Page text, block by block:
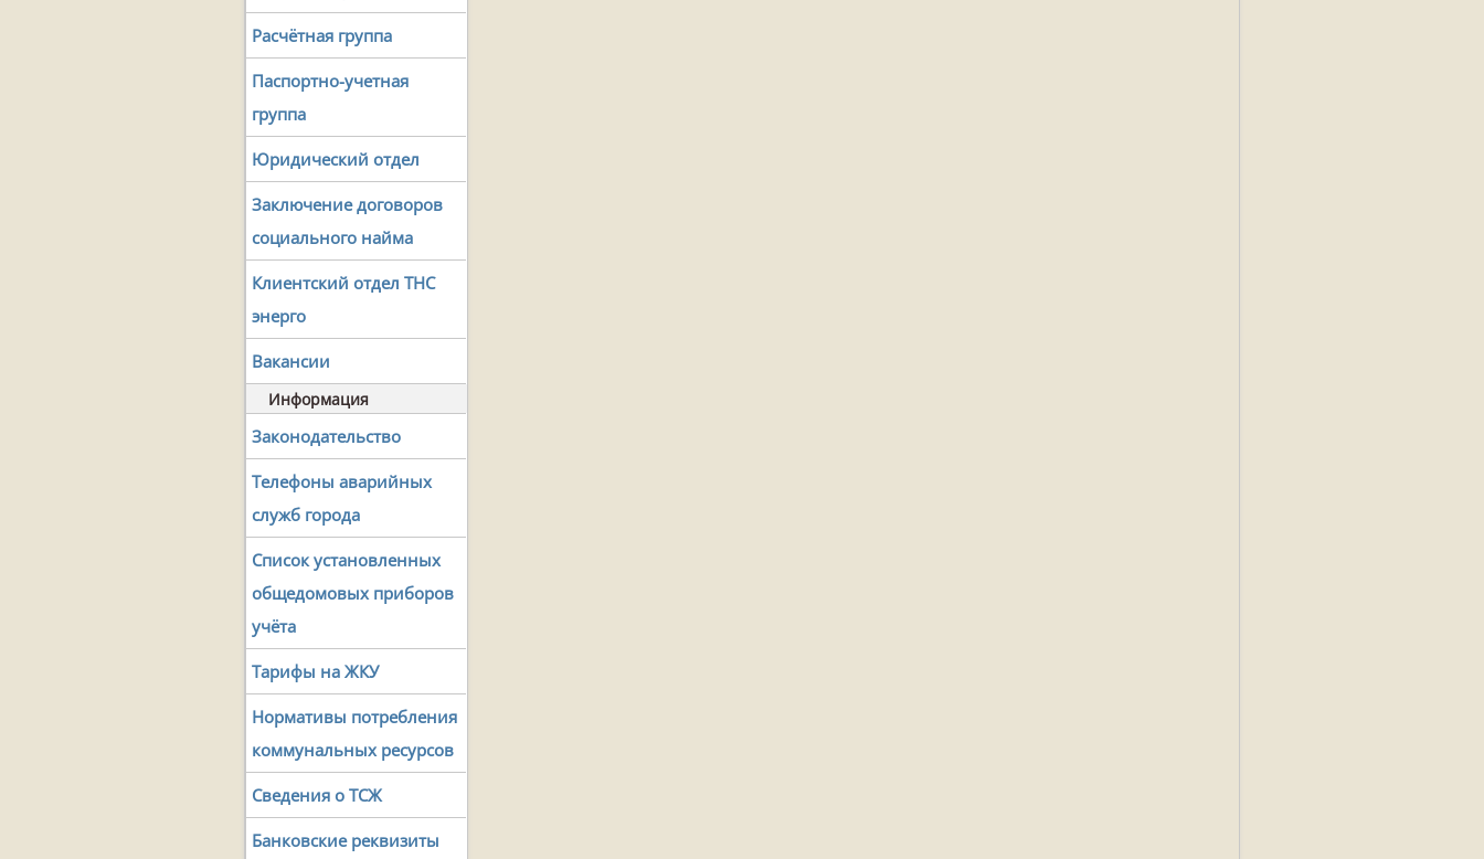
Расчётная группа
Паспортно-учетная
группа
Юридический отдел
Заключение договоров
социального найма
Клиентский отдел ТНС
энерго
Вакансии
Информация
Законодательство
Телефоны аварийных
служб города
Список установленных
общедомовых приборов
учёта
Тарифы на ЖКУ
Нормативы потребления
коммунальных ресурсов
Сведения о ТСЖ
Банковские реквизиты